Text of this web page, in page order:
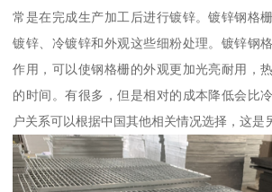
常是在完成生产加工后进行镀锌。镀锌钢格
镀锌、冷镀锌和外观这些细粉处理。镀锌钢
作用，可以使钢格栅的外观更加光亮耐用，
的时间。有很多，但是相对的成本降低会比
户关系可以根据中国其他相关情况选择，这是